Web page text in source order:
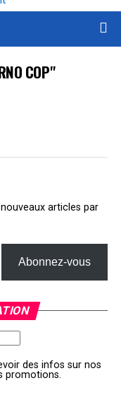
COP"
articles par
Abonnez-vous
des infos sur nos
promotions.